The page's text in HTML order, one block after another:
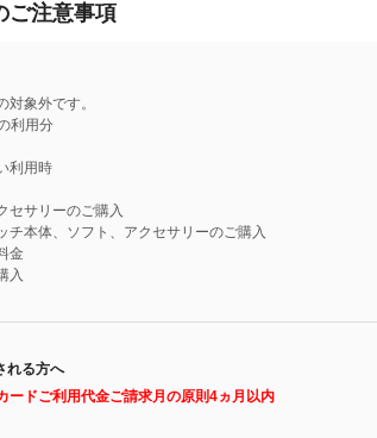
ご注意事項
対象外です。
利用分
利用時
セサリーのご購入
チ本体、ソフト、アクセサリーのご購入
金
入
れる方へ
ードご利用代金ご請求月の原則4ヵ月以内